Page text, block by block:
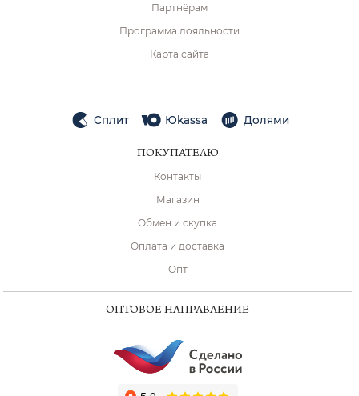
Партнёрам
Программа лояльности
Карта сайта
Сплит Юkassa Долями
ПОКУПАТЕЛЮ
Контакты
Магазин
Обмен и скупка
Оплата и доставка
Опт
ОПТОВОЕ НАПРАВЛЕНИЕ